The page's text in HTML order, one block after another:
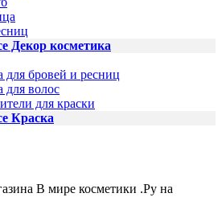
Декор косметика
для бровей и ресниц
для волос
для краски
Краска